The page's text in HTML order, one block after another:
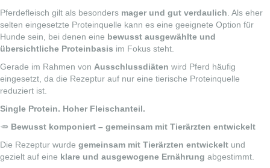
Pferdefleisch gilt als besonders mager und gut verdaulich . Als eher
selten eingesetzte Proteinquelle kann es eine geeignete Option für
Hunde sein, bei denen eine bewusst ausgewählte und
übersichtliche Proteinbasis im Fokus steht.
Gerade im Rahmen von Ausschlussdiäten wird Pferd häufig
eingesetzt, da die Rezeptur auf nur eine tierische Proteinquelle
reduziert ist.
Single Protein. Hoher Fleischanteil.
🥕 Bewusst komponiert – gemeinsam mit Tierärzten entwickelt
Die Rezeptur wurde gemeinsam mit Tierärzten entwickelt und
gezielt auf eine klare und ausgewogene Ernährung abgestimmt.